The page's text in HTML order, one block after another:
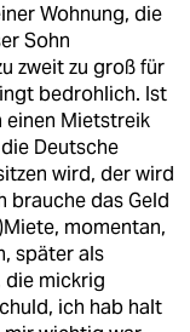
Wohnung, die
Sohn
zweit zu groß für
bedrohlich. Ist
einen Mietstreik
Deutsche
wird, der wird
brauche das Geld
momentan,
später als
die mickrig
ich hab halt